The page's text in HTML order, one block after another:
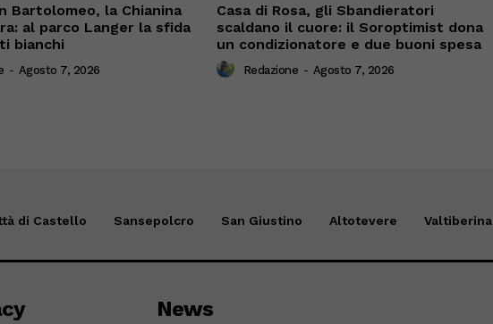
Bartolomeo, la Chianina
al parco Langer la sfida
bianchi
- Agosto 7, 2026
Casa di Rosa, gli Sbandieratori
scaldano il cuore: il Soroptimist dona
un condizionatore e due buoni spesa
Redazione - Agosto 7, 2026
di Castello Sansepolcro San Giustino Altotevere Valtiberina
News